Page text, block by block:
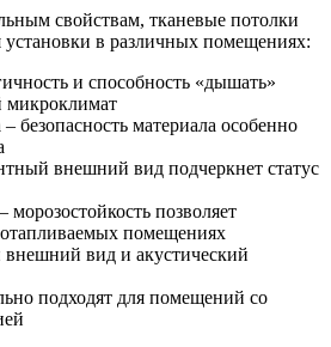
свойствам, тканевые потолки
установки в различных помещениях:
и способность «дышать»
микроклимат
– безопасность материала особенно
внешний вид подчеркнет статус
– морозостойкость позволяет
помещениях
вид и акустический
подходят для помещений со